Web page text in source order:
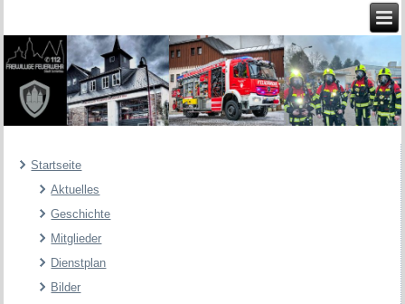
Startseite
Aktuelles
Geschichte
Mitglieder
Dienstplan
Bilder